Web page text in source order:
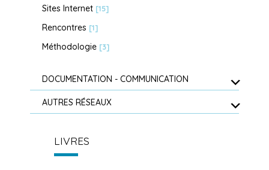
Sites Internet [15]
Rencontres [1]
Méthodologie [3]
DOCUMENTATION - COMMUNICATION
AUTRES RÉSEAUX
LIVRES